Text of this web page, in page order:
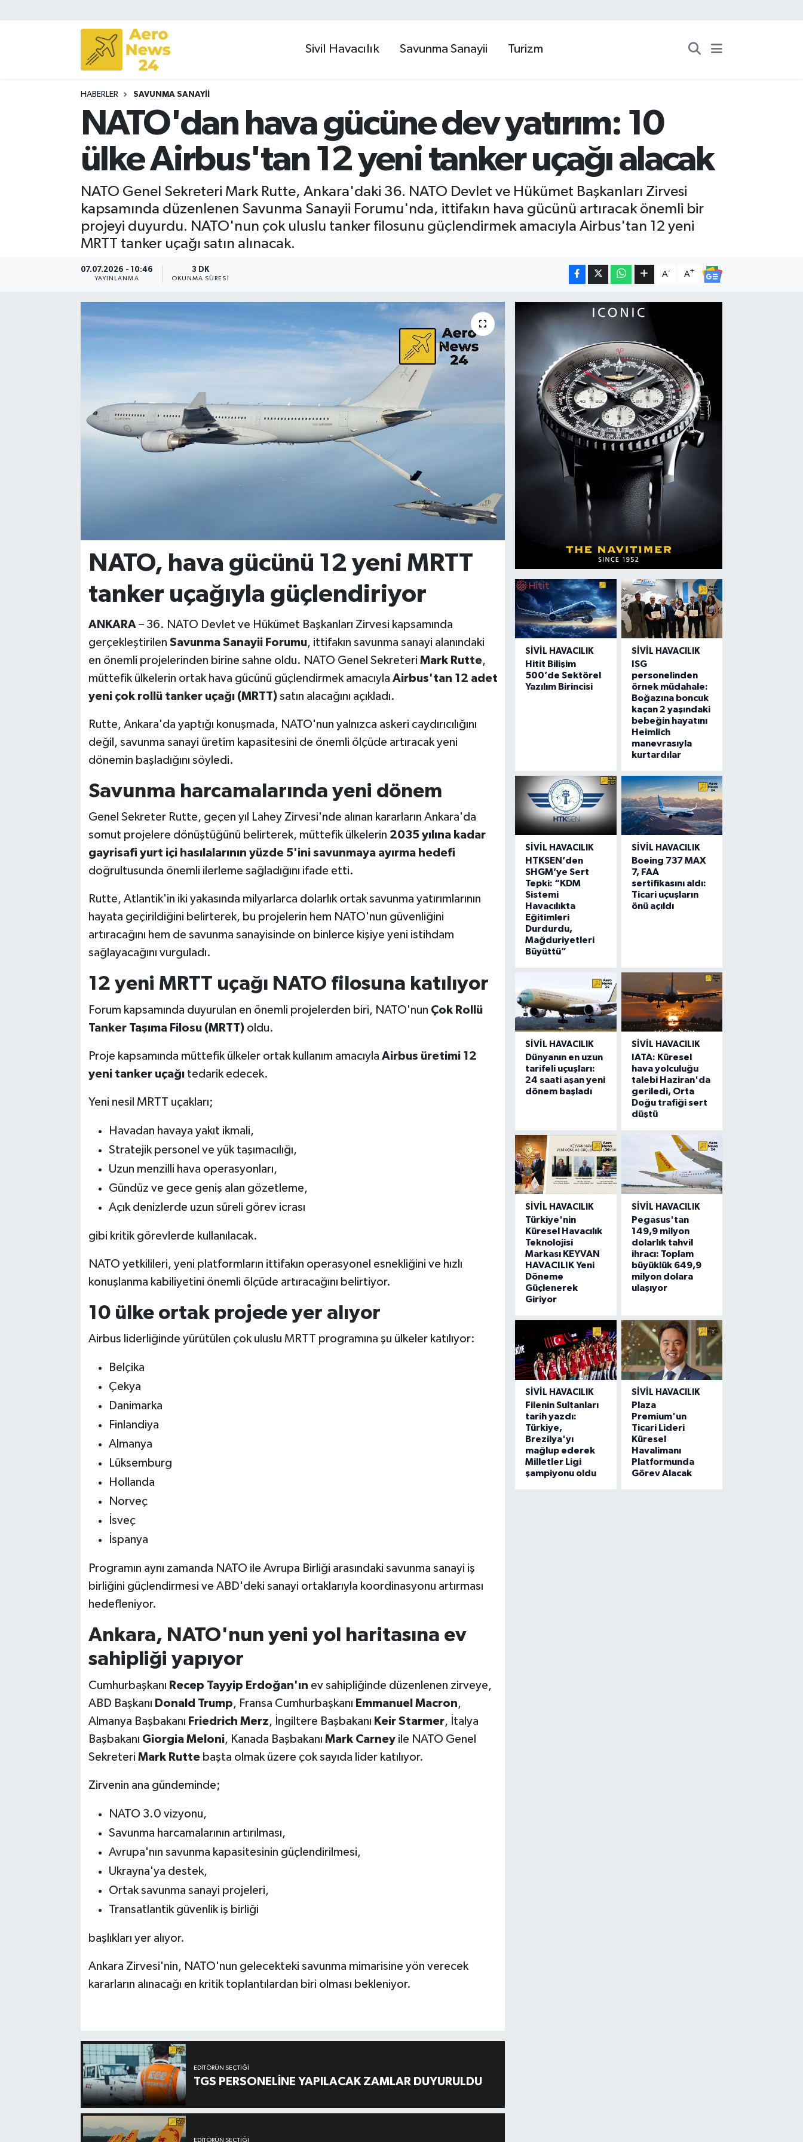
Sivil Havacılık Savunma Sanayii Turizm
HABERLER SAVUNMA SANAYII
NATO'dan hava gücüne dev yatırım: 10
ülke Airbus'tan 12 yeni tanker uçağı alacak
NATO Genel Sekreteri Mark Rutte, Ankara'daki 36. NATO Devlet ve Hükümet Başkanları Zirvesi
kapsamında düzenlenen Savunma Sanayii Forumu'nda, ittifakın hava gücünü artıracak önemli bir
projeyi duyurdu. NATO'nun çok uluslu tanker filosunu güçlendirmek amacıyla Airbus'tan 12 yeni
MRTT tanker uçağı satın alınacak.
07.07.2026 - 10:46
YAYINLANMA
3 DK
OKUNMA SÜRESI
A- A+
NATO, hava gücünü 12 yeni MRTT
tanker uçağıyla güçlendiriyor
ANKARA– 36. NATO Devlet ve Hükümet Başkanları Zirvesi kapsamında
gerçekleştirilen Savunma Sanayii Forumu, ittifakın savunma sanayi alanındaki
en önemli projelerinden birine sahne oldu. NATO Genel Sekreteri Mark Rutte,
müttefik ülkelerin ortak hava gücünü güçlendirmek amacıyla Airbus'tan 12 adet
yeni çok rollü tanker uçağı (MRTT)satın alacağını açıkladı.
Rutte, Ankara'da yaptığı konuşmada, NATO'nun yalnızca askeri caydırıcılığını
değil, savunma sanayi üretim kapasitesini de önemli ölçüde artıracak yeni
dönemin başladığını söyledi.
Savunma harcamalarında yeni dönem
Genel Sekreter Rutte, geçen yıl Lahey Zirvesi'nde alınan kararların Ankara'da
somut projelere dönüştüğünü belirterek, müttefik ülkelerin 2035 yılına kadar
gayrisafi yurt içi hasılalarının yüzde 5'ini savunmaya ayırma hedefi
doğrultusunda önemli ilerleme sağladığını ifade etti.
Rutte, Atlantik'in iki yakasında milyarlarca dolarlık ortak savunma yatırımlarının
hayata geçirildiğini belirterek, bu projelerin hem NATO'nun güvenliğini
artıracağını hem de savunma sanayisinde on binlerce kişiye yeni istihdam
sağlayacağını vurguladı.
12 yeni MRTT uçağı NATO filosuna katılıyor
Forum kapsamında duyurulan en önemli projelerden biri, NATO'nun Çok Rollü
Tanker Taşıma Filosu (MRTT)oldu.
Proje kapsamında müttefik ülkeler ortak kullanım amacıyla Airbus üretimi 12
yeni tanker uçağıtedarik edecek.
Yeni nesil MRTT uçakları;
Havadan havaya yakıt ikmali,
Stratejik personel ve yük taşımacılığı,
Uzun menzilli hava operasyonları,
Gündüz ve gece geniş alan gözetleme,
Açık denizlerde uzun süreli görev icrası
gibi kritik görevlerde kullanılacak.
NATO yetkilileri, yeni platformların ittifakın operasyonel esnekliğini ve hızlı
konuşlanma kabiliyetini önemli ölçüde artıracağını belirtiyor.
10 ülke ortak projede yer alıyor
Airbus liderliğinde yürütülen çok uluslu MRTT programına şu ülkeler katılıyor:
Belçika
Çekya
Danimarka
Finlandiya
Almanya
Lüksemburg
Hollanda
Norveç
İsveç
İspanya
Programın aynı zamanda NATO ile Avrupa Birliği arasındaki savunma sanayi iş
birliğini güçlendirmesi ve ABD'deki sanayi ortaklarıyla koordinasyonu artırması
hedefleniyor.
Ankara, NATO'nun yeni yol haritasına ev
sahipliği yapıyor
Cumhurbaşkanı Recep Tayyip Erdoğan'ın ev sahipliğinde düzenlenen zirveye,
ABD Başkanı Donald Trump, Fransa Cumhurbaşkanı Emmanuel Macron,
Almanya Başbakanı Friedrich Merz, İngiltere Başbakanı Keir Starmer, İtalya
Başbakanı Giorgia Meloni, Kanada Başbakanı Mark Carneyile NATO Genel
Sekreteri Mark Ruttebaşta olmak üzere çok sayıda lider katılıyor.
Zirvenin ana gündeminde;
NATO 3.0 vizyonu,
Savunma harcamalarının artırılması,
Avrupa'nın savunma kapasitesinin güçlendirilmesi,
Ukrayna'ya destek,
Ortak savunma sanayi projeleri,
Transatlantik güvenlik iş birliği
başlıkları yer alıyor.
Ankara Zirvesi'nin, NATO'nun gelecekteki savunma mimarisine yön verecek
kararların alınacağı en kritik toplantılardan biri olması bekleniyor.
EDITÖRÜN SEÇTIĞI
TGS PERSONELİNE YAPILACAK ZAMLAR DUYURULDU
EDITÖRÜN SEÇTIĞI
SIVIL HAVACILIK
Hitit Bilişim
500’de Sektörel
Yazılım Birincisi
SIVIL HAVACILIK
ISG
personelinden
örnek müdahale:
Boğazına boncuk
kaçan 2 yaşındaki
bebeğin hayatını
Heimlich
manevrasıyla
kurtardılar
SIVIL HAVACILIK
HTKSEN’den
SHGM’ye Sert
Tepki: “KDM
Sistemi
Havacılıkta
Eğitimleri
Durdurdu,
Mağduriyetleri
Büyüttü”
SIVIL HAVACILIK
Boeing 737 MAX
7, FAA
sertifikasını aldı:
Ticari uçuşların
önü açıldı
SIVIL HAVACILIK
Dünyanın en uzun
tarifeli uçuşları:
24 saati aşan yeni
dönem başladı
SIVIL HAVACILIK
IATA: Küresel
hava yolculuğu
talebi Haziran'da
geriledi, Orta
Doğu trafiği sert
düştü
SIVIL HAVACILIK
Türkiye'nin
Küresel Havacılık
Teknolojisi
Markası KEYVAN
HAVACILIK Yeni
Döneme
Güçlenerek
Giriyor
SIVIL HAVACILIK
Pegasus'tan
149,9 milyon
dolarlık tahvil
ihracı: Toplam
büyüklük 649,9
milyon dolara
ulaşıyor
SIVIL HAVACILIK
Filenin Sultanları
tarih yazdı:
Türkiye,
Brezilya'yı
mağlup ederek
Milletler Ligi
şampiyonu oldu
SIVIL HAVACILIK
Plaza
Premium'un
Ticari Lideri
Küresel
Havalimanı
Platformunda
Görev Alacak
Sivil Havacılık